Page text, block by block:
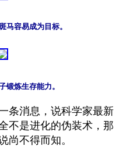
马容易成为目标。
锻炼生存能力。
条消息，说科学家最新
不是进化的伪装术，那
尚不得而知。